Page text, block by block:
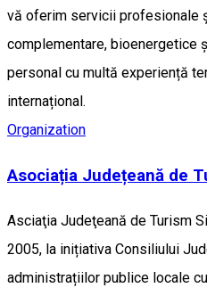
vă oferim servicii profesionale
complementare, bioenergetice
personal cu multă experiență
internațional.
Organization
Asociația Județeană de
Asciaţia Judeţeană de Turism
2005, la inițiativa Consiliului
administrațiilor publice locale